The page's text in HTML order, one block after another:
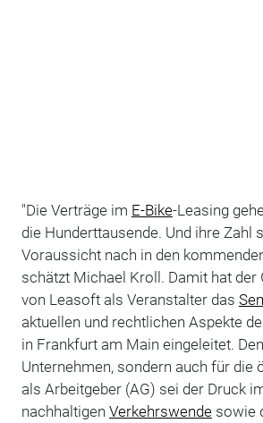
"Die Verträge im E-Bike-Leasing
die Hunderttausende. Und ihre Zahl
Voraussicht nach in den
schätzt Michael Kroll. Damit hat
von Leasoft als Veranstalter das
aktuellen und rechtlichen Aspekte
in Frankfurt am Main eingeleitet.
Unternehmen, sondern auch für die
als Arbeitgeber (AG) sei der Druck
nachhaltigen Verkehrswendesowie